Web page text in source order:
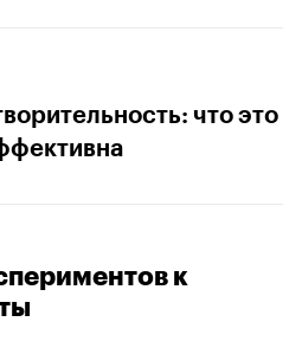
что это
к